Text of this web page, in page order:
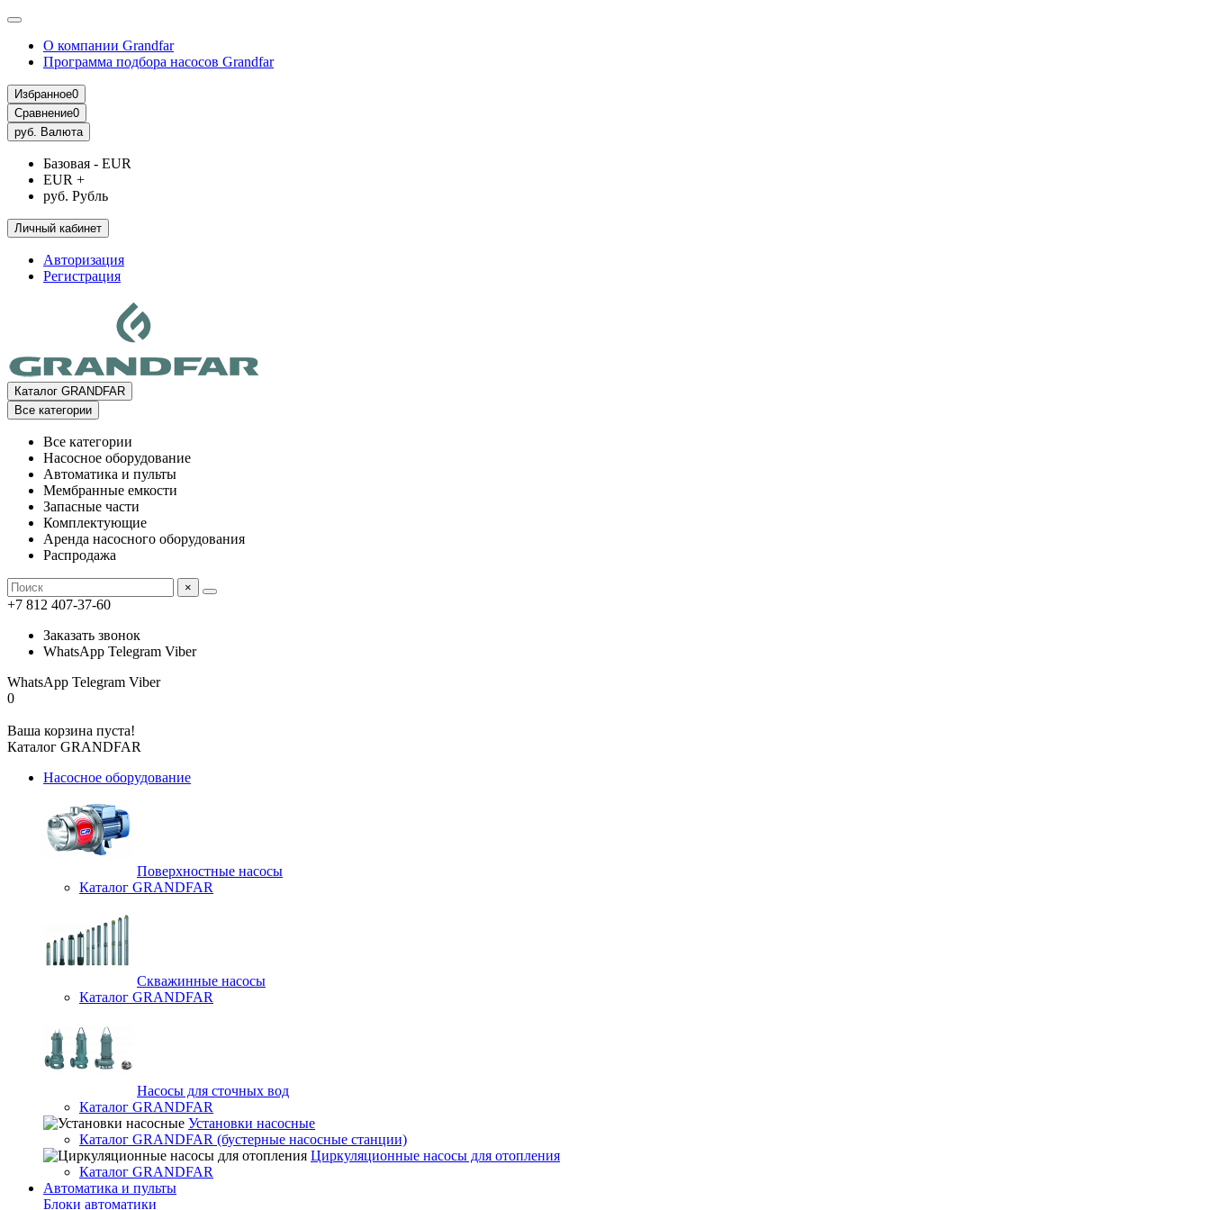
О компании Grandfar
Программа подбора насосов Grandfar
Избранное0
Сравнение0
руб. Валюта
Базовая - EUR
EUR +
руб. Рубль
Личный кабинет
Авторизация
Регистрация
Каталог GRANDFAR
Все категории
Все категории
Насосное оборудование
Автоматика и пульты
Мембранные емкости
Запасные части
Комплектующие
Аренда насосного оборудования
Распродажа
×
+7 812 407-37-60
Заказать звонок
WhatsApp Telegram Viber
WhatsApp Telegram Viber
0
Ваша корзина пуста!
Каталог GRANDFAR
Насосное оборудование
Поверхностные насосы
Каталог GRANDFAR
Скважинные насосы
Каталог GRANDFAR
Насосы для сточных вод
Каталог GRANDFAR
Установки насосные
Каталог GRANDFAR (бустерные насосные станции)
Циркуляционные насосы для отопления
Каталог GRANDFAR
Автоматика и пульты
Блоки автоматики